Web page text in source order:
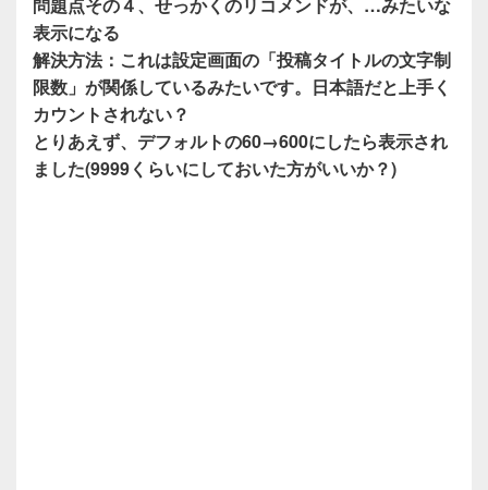
表示になる
解決方法：これは設定画面の「投稿タイトルの文字制
限数」が関係しているみたいです。日本語だと上手く
カウントされない？
とりあえず、デフォルトの60→600にしたら表示され
ました(9999くらいにしておいた方がいいか？)